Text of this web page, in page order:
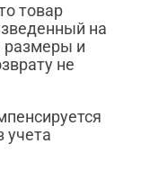
товар
на
и
не
учета